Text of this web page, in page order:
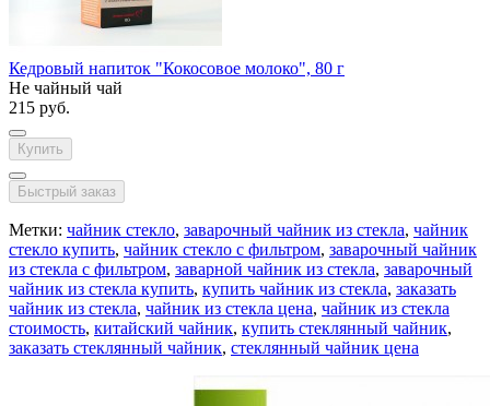
Кедровый напиток "Кокосовое молоко", 80 г
Не чайный чай
215 руб.
Купить
Быстрый заказ
Метки: чайник стекло, заварочный чайник из стекла, чайник
стекло купить, чайник стекло с фильтром, заварочный чайник
из стекла с фильтром, заварной чайник из стекла, заварочный
чайник из стекла купить, купить чайник из стекла, заказать
чайник из стекла, чайник из стекла цена, чайник из стекла
стоимость, китайский чайник, купить стеклянный чайник,
заказать стеклянный чайник, стеклянный чайник цена